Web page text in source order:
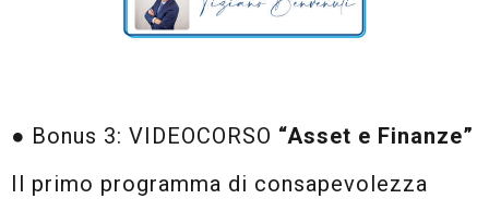
● Bonus 3: VIDEOCORSO “Asset e Finanze”
Il primo programma di consapevolezza